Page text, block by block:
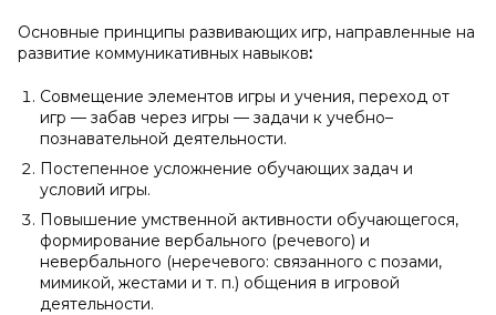
Основные принципы развивающих игр, направленные на
развитие коммуникативных навыков:
Совмещение элементов игры и учения, переход от
игр — забав через игры — задачи к учебно–
познавательной деятельности.
Постепенное усложнение обучающих задач и
условий игры.
Повышение умственной активности обучающегося,
формирование вербального (речевого) и
невербального (неречевого: связанного с позами,
мимикой, жестами и т. п.) общения в игровой
деятельности.